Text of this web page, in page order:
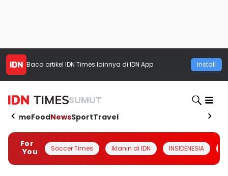
Baca artikel IDN Times lainnya di IDN App Install
SUMUT
HomeFoodNewsSportTravel
For
You
Soccer Times Iklanin di IDN INSIDENESIA